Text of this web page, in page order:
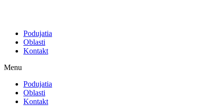
Podujatia
Oblasti
Kontakt
Menu
Podujatia
Oblasti
Kontakt